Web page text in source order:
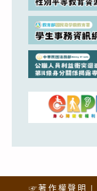
☞著作權聲明